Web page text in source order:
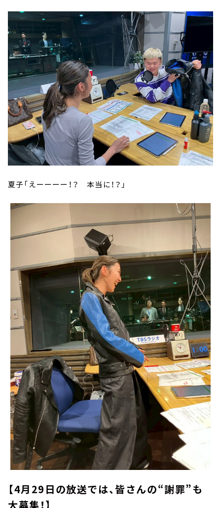
夏子「えーーーー！？ 本当に！？」
【4月29日の放送では、皆さんの“謝罪”も
大募集！】